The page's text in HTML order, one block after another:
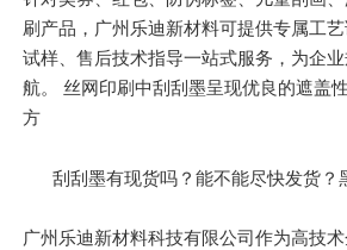
刷产品，广州乐迪新材料可提供专属工
试样、售后技术指导一站式服务，为企
航。 丝网印刷中刮刮墨呈现优良的遮盖
方
刮刮墨有现货吗？能不能尽快发货？
广州乐迪新材料科技有限公司作为高技